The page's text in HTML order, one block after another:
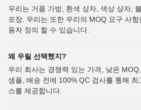
우리는 거품 가방, 흰색 상자, 색상 상자,
포장. 우리는 또한 우리의 MOQ 요구 사
용자 정의 할 수 있습니다.
왜 우릴 선택했지?
우리 회사는 경쟁력 있는 가격, 낮은
샘플, 배송 전에 100% QC 검사를 통해 최
스를 제공합니다.